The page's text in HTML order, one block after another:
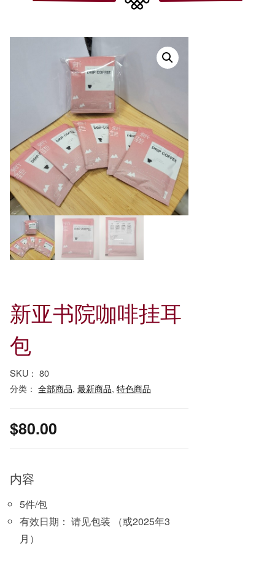
新亚书院咖啡挂耳
包
SKU： 80
分类： 全部商品, 最新商品, 特色商品
$80.00
内容
5件/包
有效日期： 请见包装 （或2025年3
月）